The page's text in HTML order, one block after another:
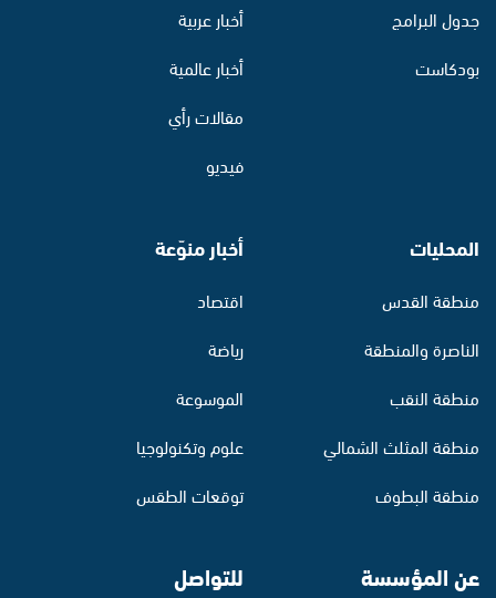
جدول البرامج
بودكاست
أخبار عربية
أخبار عالمية
مقالات رأي
فيديو
المحليات
منطقة القدس
الناصرة والمنطقة
منطقة النقب
منطقة المثلث الشمالي
منطقة البطوف
أخبار منوّعة
اقتصاد
رياضة
الموسوعة
علوم وتكنولوجيا
توقعات الطقس
عن المؤسسة للتواصل